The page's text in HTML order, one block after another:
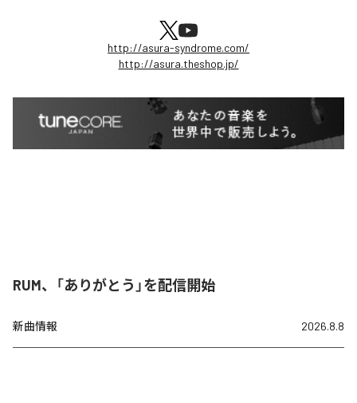
http://asura-syndrome.com/
http://asura.theshop.jp/
RUM、「ありがとう」を配信開始
新曲情報 2026.8.8